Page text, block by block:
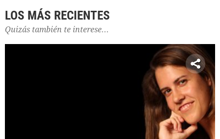
LOS MÁS RECIENTES
Quizás también te interese...